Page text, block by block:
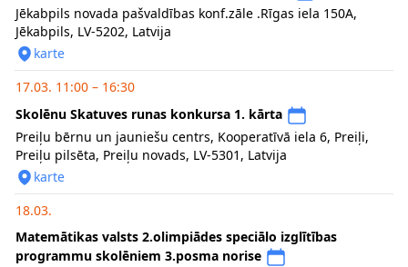
Jēkabpils novada pašvaldības konf.zāle .Rīgas iela 150A,
Jēkabpils, LV-5202, Latvija
karte
17.03. 11:00 – 16:30
Skolēnu Skatuves runas konkursa 1. kārta
Preiļu bērnu un jauniešu centrs, Kooperatīvā iela 6, Preiļi,
Preiļu pilsēta, Preiļu novads, LV-5301, Latvija
karte
18.03.
Matemātikas valsts 2.olimpiādes speciālo izglītības
programmu skolēniem 3.posma norise